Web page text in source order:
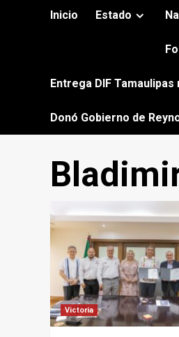
Inicio Estado
Entrega DIF
Donó Gobierno de
Victoria